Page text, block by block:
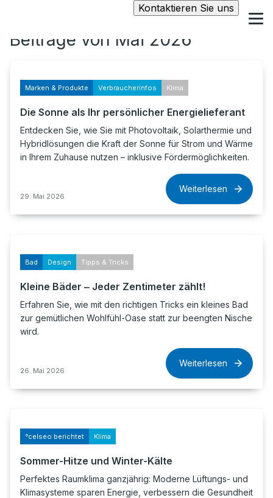
Kontaktieren Sie uns
Beiträge von Mai 2026
Marken & Produkte Verbraucherinfos Klima
Die Sonne als Ihr persönlicher Energielieferant
Entdecken Sie, wie Sie mit Photovoltaik, Solarthermie und
Hybridlösungen die Kraft der Sonne für Strom und Wärme
in Ihrem Zuhause nutzen – inklusive Fördermöglichkeiten.
29. Mai 2026
Weiterlesen
Bad Design Tipps & Tricks
Kleine Bäder ‒ Jeder Zentimeter zählt!
Erfahren Sie, wie mit den richtigen Tricks ein kleines Bad
zur gemütlichen Wohlfühl-Oase statt zur beengten Nische
wird.
26. Mai 2026
Weiterlesen
°celseo berichtet Klima
Sommer-Hitze und Winter-Kälte
Perfektes Raumklima ganzjährig: Moderne Lüftungs- und
Klimasysteme sparen Energie, verbessern die Gesundheit